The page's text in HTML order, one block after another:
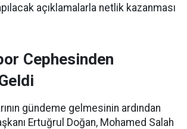
açıklamalarla netlik kazanması
Cephesinden
gündeme gelmesinin ardından
Ertuğrul Doğan, Mohamed Salah